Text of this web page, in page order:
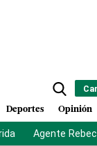
Deportes Opinión
Agente